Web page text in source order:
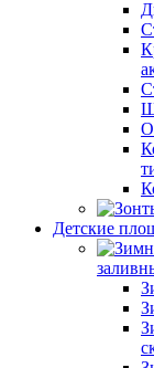
Детские